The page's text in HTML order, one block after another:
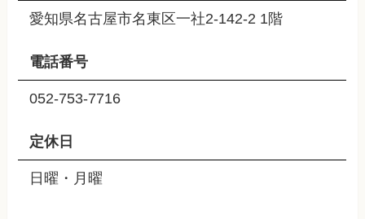
愛知県名古屋市名東区一社2-142-2 1階
電話番号
052-753-7716
定休日
日曜・月曜